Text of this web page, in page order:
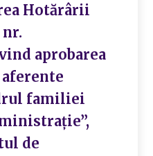
Hotărârii
aprobarea
familiei
de